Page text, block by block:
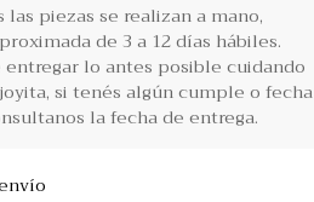
las piezas se realizan a mano,
de 3 a 12 días hábiles.
lo antes posible cuidando
si tenés algún cumple o fecha
la fecha de entrega.